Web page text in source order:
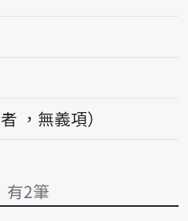
，無義項）
有2筆